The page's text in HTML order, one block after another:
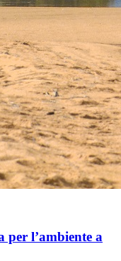
per l’ambiente a